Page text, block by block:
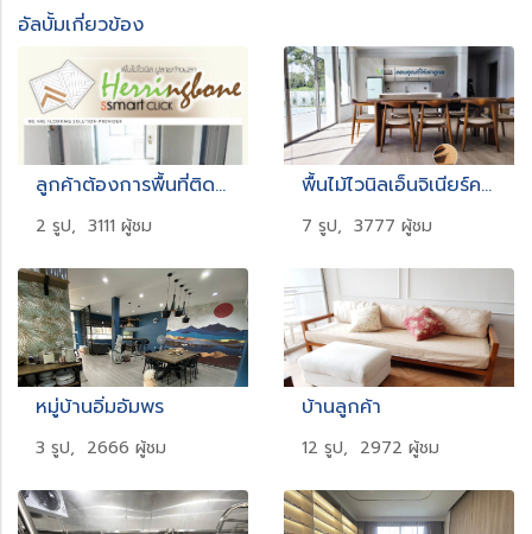
อัลบั้มเกี่ยวข้อง
ลูกค้าต้องการพื้นที่ติดตั้งทางเดินหอพัก ให้เสร็จได้ภายใน 1วัน และต้องการพื้น ที่ทนรอยขีดข่วนได้ดี พร้อมลวดลายที่เพิ่มมิติให้กับทางเดิน
2 รูป, 3111 ผู้ชม
พื้นไม้ไวนิลเอ็นจิเนียร์คอร์ก ดีที่สุดจากอเมริกา
7 รูป, 3777 ผู้ชม
หมู่บ้านอิ่มอัมพร
3 รูป, 2666 ผู้ชม
บ้านลูกค้า
12 รูป, 2972 ผู้ชม